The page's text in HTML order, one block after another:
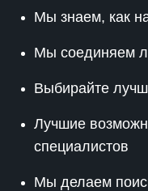
Мы знаем, как
Мы соединяем
Выбирайте
Лучшие
специалистов
Мы делаем